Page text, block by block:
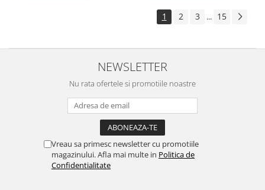
1 2 3 ... 15
NEWSLETTER
Nu rata ofertele si promotiile noastre
Vreau sa primesc newsletter cu promotiile
magazinului. Afla mai multe in Politica de
Confidentialitate